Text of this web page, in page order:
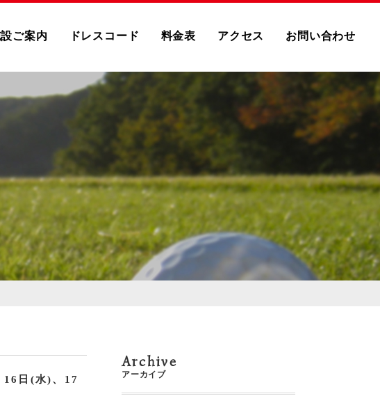
ご案内 ドレスコード 料金表 アクセス お問い合わせ
16日(水)、17
Archive
アーカイブ